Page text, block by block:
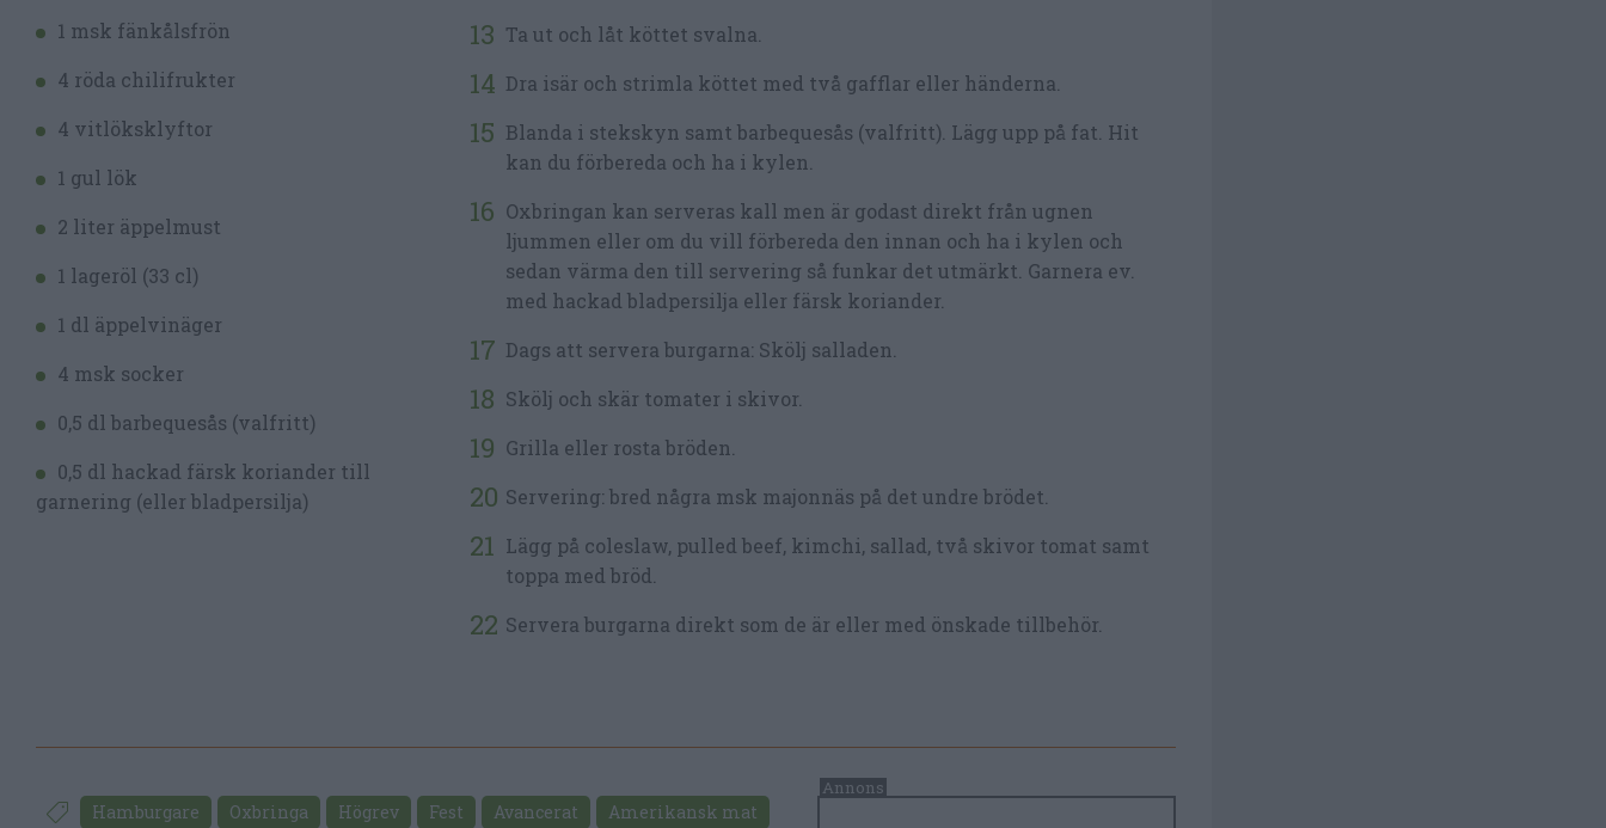
1 msk fänkålsfrön
4 röda chilifrukter
4 vitlöksklyftor
1 gul lök
2 liter äppelmust
1 lageröl (33 cl)
1 dl äppelvinäger
4 msk socker
0,5 dl barbequesås (valfritt)
0,5 dl hackad färsk koriander till
garnering (eller bladpersilja)
Ta ut och låt köttet svalna.
Dra isär och strimla köttet med två gafflar eller händerna.
Blanda i stekskyn samt barbequesås (valfritt). Lägg upp på fat. Hit
kan du förbereda och ha i kylen.
Oxbringan kan serveras kall men är godast direkt från ugnen
ljummen eller om du vill förbereda den innan och ha i kylen och
sedan värma den till servering så funkar det utmärkt. Garnera ev.
med hackad bladpersilja eller färsk koriander.
Dags att servera burgarna: Skölj salladen.
Skölj och skär tomater i skivor.
Grilla eller rosta bröden.
Servering: bred några msk majonnäs på det undre brödet.
Lägg på coleslaw, pulled beef, kimchi, sallad, två skivor tomat samt
toppa med bröd.
Servera burgarna direkt som de är eller med önskade tillbehör.
Hamburgare Oxbringa Högrev Fest Avancerat Amerikansk mat